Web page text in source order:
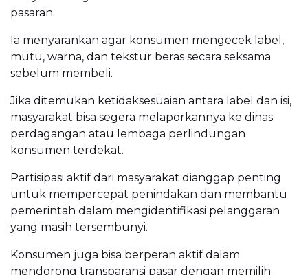
pasaran.
Ia menyarankan agar konsumen mengecek label,
mutu, warna, dan tekstur beras secara seksama
sebelum membeli.
Jika ditemukan ketidaksesuaian antara label dan isi,
masyarakat bisa segera melaporkannya ke dinas
perdagangan atau lembaga perlindungan
konsumen terdekat.
Partisipasi aktif dari masyarakat dianggap penting
untuk mempercepat penindakan dan membantu
pemerintah dalam mengidentifikasi pelanggaran
yang masih tersembunyi.
Konsumen juga bisa berperan aktif dalam
mendorong transparansi pasar dengan memilih